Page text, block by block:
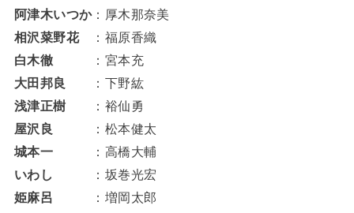
阿津木いつか：厚木那奈美
相沢菜野花
：福原香織
白木徹
：宮本充
大田邦良
：下野紘
浅津正樹
：裕仙勇
屋沢良
：松本健太
城本一
：高橋大輔
いわし
：坂巻光宏
姫麻呂
：増岡太郎